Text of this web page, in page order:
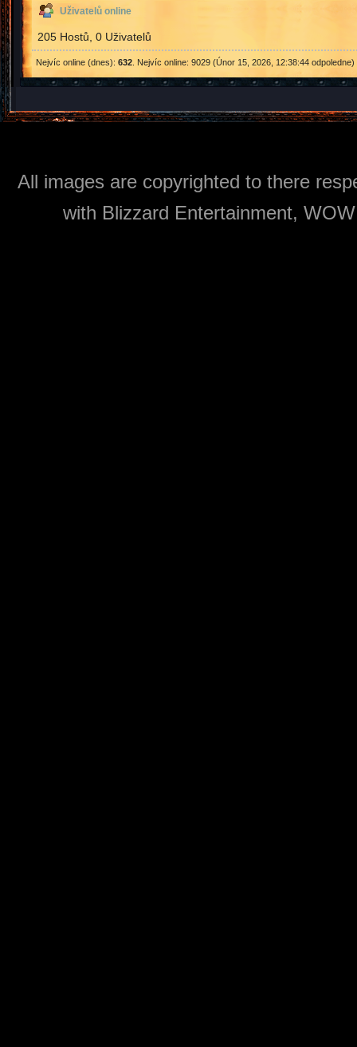
Uživatelů online
205 Hostů, 0 Uživatelů
Nejvíc online (dnes):632 . Nejvíc online: 9029 (Únor 15, 2026, 12:38:44 odpoledne)
All images are copyrighted to there
with Blizzard Entertainment,